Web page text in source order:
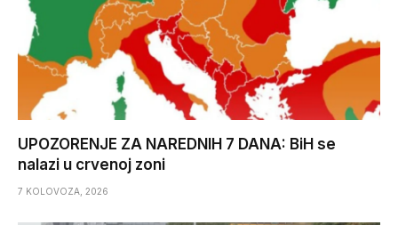
UPOZORENJE ZA NAREDNIH 7 DANA: BiH se
nalazi u crvenoj zoni
7 KOLOVOZA, 2026